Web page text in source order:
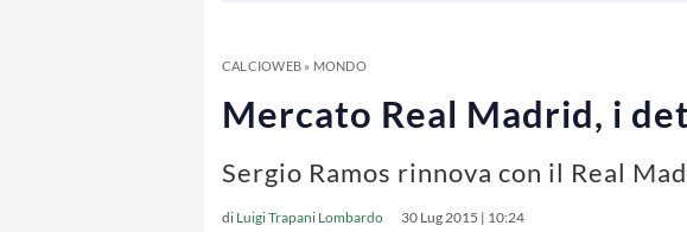
CALCIOWEB» MONDO
Mercato Real Madrid, i
Sergio Ramos rinnova con il Real
di Luigi Trapani Lombardo 30 Lug 2015 | 10:24